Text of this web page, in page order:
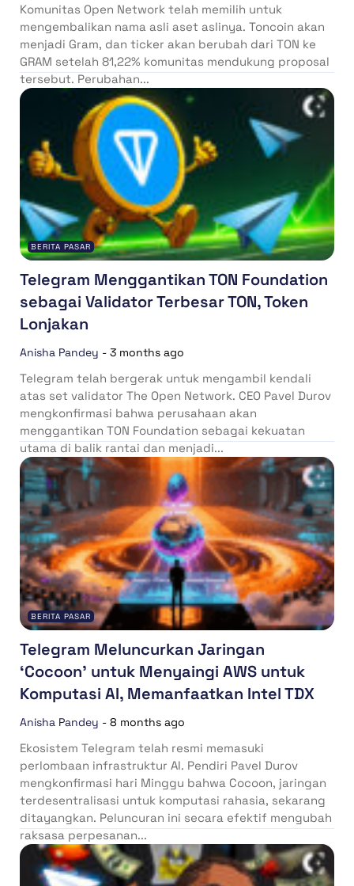
Komunitas Open Network telah memilih untuk
mengembalikan nama asli aset aslinya. Toncoin akan
menjadi Gram, dan ticker akan berubah dari TON ke
GRAM setelah 81,22% komunitas mendukung proposal
tersebut. Perubahan...
BERITA PASAR
Telegram Menggantikan TON Foundation
sebagai Validator Terbesar TON, Token
Lonjakan
Anisha Pandey - 3 months ago
Telegram telah bergerak untuk mengambil kendali
atas set validator The Open Network. CEO Pavel Durov
mengkonfirmasi bahwa perusahaan akan
menggantikan TON Foundation sebagai kekuatan
utama di balik rantai dan menjadi...
BERITA PASAR
Telegram Meluncurkan Jaringan
‘Cocoon’ untuk Menyaingi AWS untuk
Komputasi AI, Memanfaatkan Intel TDX
Anisha Pandey - 8 months ago
Ekosistem Telegram telah resmi memasuki
perlombaan infrastruktur AI. Pendiri Pavel Durov
mengkonfirmasi hari Minggu bahwa Cocoon, jaringan
terdesentralisasi untuk komputasi rahasia, sekarang
ditayangkan. Peluncuran ini secara efektif mengubah
raksasa perpesanan...